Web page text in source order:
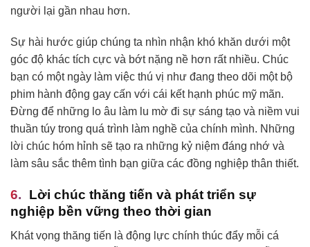
người lại gần nhau hơn.
Sự hài hước giúp chúng ta nhìn nhận khó khăn dưới một
góc độ khác tích cực và bớt nặng nề hơn rất nhiều. Chúc
bạn có một ngày làm việc thú vị như đang theo dõi một bộ
phim hành động gay cấn với cái kết hạnh phúc mỹ mãn.
Đừng để những lo âu làm lu mờ đi sự sáng tạo và niềm vui
thuần túy trong quá trình làm nghề của chính mình. Những
lời chúc hóm hỉnh sẽ tạo ra những kỷ niệm đáng nhớ và
làm sâu sắc thêm tình bạn giữa các đồng nghiệp thân thiết.
Lời chúc thăng tiến và phát triển sự
nghiệp bền vững theo thời gian
Khát vọng thăng tiến là động lực chính thúc đẩy mỗi cá